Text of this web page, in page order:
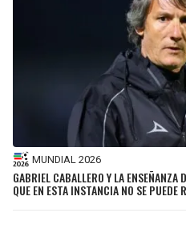
MUNDIAL 2026
GABRIEL CABALLERO Y LA
QUE EN ESTA INSTANCIA NO SE PUEDE